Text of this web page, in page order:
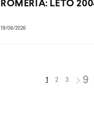
ROMERÍA: LETO
19/06/2026
1 2 3